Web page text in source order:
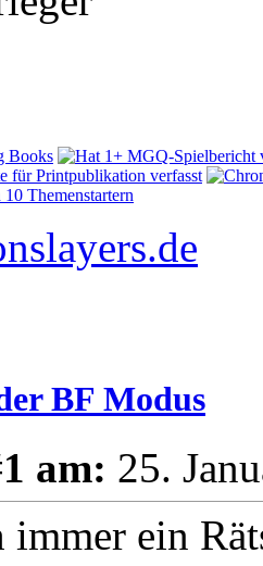
BF Modus
am: 25.
immer ein